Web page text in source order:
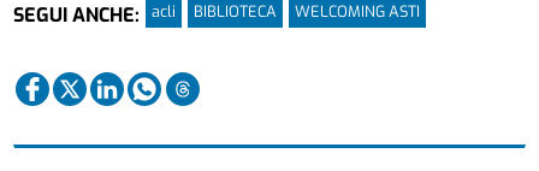
SEGUI ANCHE:
acli BIBLIOTECA WELCOMING ASTI